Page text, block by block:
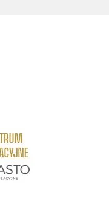
Rekreacyjne